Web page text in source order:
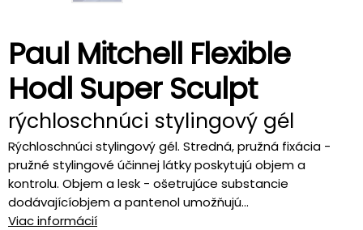
Paul Mitchell Flexible
Hodl Super Sculpt
rýchloschnúci stylingový gél
Rýchloschnúci stylingový gél. Stredná, pružná fixácia -
pružné stylingové účinnej látky poskytujú objem a
kontrolu. Objem a lesk - ošetrujúce substancie
dodávajícíobjem a pantenol umožňujú...
Viac informácií